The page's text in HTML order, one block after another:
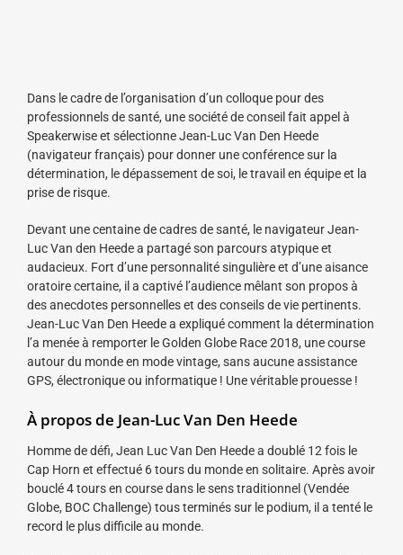
Dans le cadre de l’organisation d’un colloque pour des
professionnels de santé, une société de conseil fait appel à
Speakerwise et sélectionne Jean-Luc Van Den Heede
(navigateur français) pour donner une conférence sur la
détermination, le dépassement de soi, le travail en équipe et la
prise de risque.
Devant une centaine de cadres de santé, le navigateur Jean-
Luc Van den Heede a partagé son parcours atypique et
audacieux. Fort d’une personnalité singulière et d’une aisance
oratoire certaine, il a captivé l’audience mêlant son propos à
des anecdotes personnelles et des conseils de vie pertinents.
Jean-Luc Van Den Heede a expliqué comment la détermination
l’a menée à remporter le Golden Globe Race 2018, une course
autour du monde en mode vintage, sans aucune assistance
GPS, électronique ou informatique ! Une véritable prouesse !
À propos de Jean-Luc Van Den Heede
Homme de défi, Jean Luc Van Den Heede a doublé 12 fois le
Cap Horn et effectué 6 tours du monde en solitaire. Après avoir
bouclé 4 tours en course dans le sens traditionnel (Vendée
Globe, BOC Challenge) tous terminés sur le podium, il a tenté le
record le plus difficile au monde.